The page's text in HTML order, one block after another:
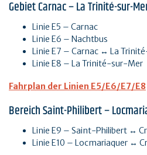
Gebiet Carnac – La Trinité-sur-
Linie E5 – Carnac
Linie E6 – Nachtbus
Linie E7 – Carnac ↔ La
Linie E8 – La Trinité-sur-Mer
Fahrplan der Linien E5/E6/E7/E8
Bereich Saint-Philibert –
Linie E9 – Saint-Philibert ↔
Linie E10 – Locmariaquer ↔